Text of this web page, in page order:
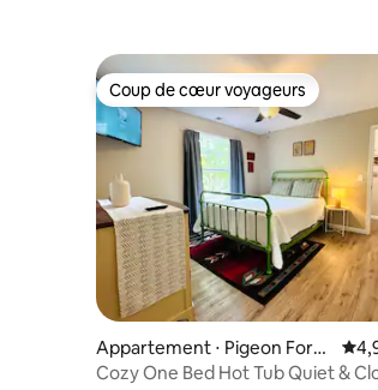
Coup de cœur voyageurs
Coup de cœur voyageurs
Appartement ⋅ Pigeon Forg
e
Cozy One Bed Hot Tub Quiet &